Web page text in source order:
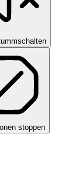
stoppen